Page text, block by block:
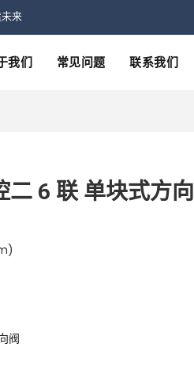
来
我们 常见问题 联系我们
二 6 联 单块式方向
阀